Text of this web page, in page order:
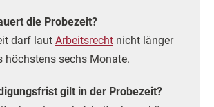
die Probezeit?
darf laut Arbeitsrecht nicht länger
höchstens sechs Monate.
gilt in der Probezeit?